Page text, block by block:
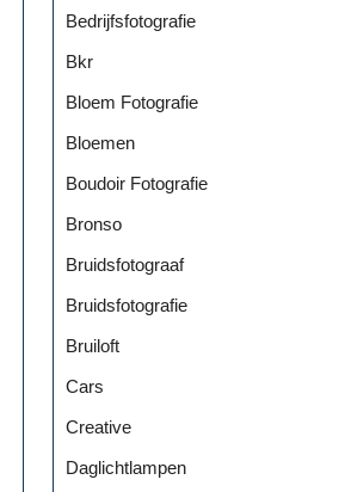
Bedrijfsfotografie
Bkr
Bloem Fotografie
Bloemen
Boudoir Fotografie
Bronso
Bruidsfotograaf
Bruidsfotografie
Bruiloft
Cars
Creative
Daglichtlampen